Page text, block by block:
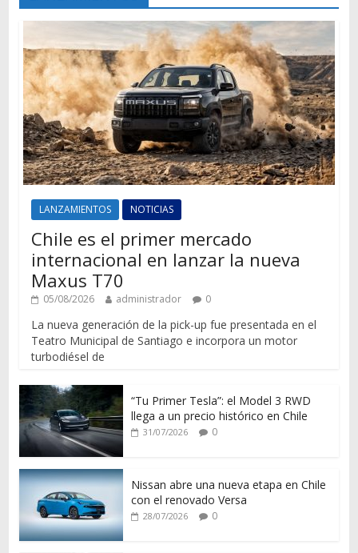
LANZAMIENTOS NOTICIAS
Chile es el primer mercado
internacional en lanzar la nueva
Maxus T70
05/08/2026 administrador 0
La nueva generación de la pick-up fue presentada en el
Teatro Municipal de Santiago e incorpora un motor
turbodiésel de
“Tu Primer Tesla”: el Model 3 RWD
llega a un precio histórico en Chile
31/07/2026 0
Nissan abre una nueva etapa en Chile
con el renovado Versa
28/07/2026 0